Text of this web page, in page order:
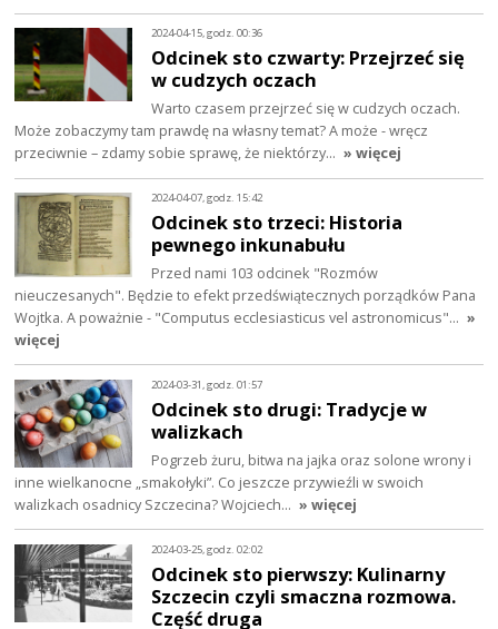
2024-04-15, godz. 00:36
Odcinek sto czwarty: Przejrzeć się
w cudzych oczach
Warto czasem przejrzeć się w cudzych oczach.
Może zobaczymy tam prawdę na własny temat? A może - wręcz
przeciwnie – zdamy sobie sprawę, że niektórzy… » więcej
2024-04-07, godz. 15:42
Odcinek sto trzeci: Historia
pewnego inkunabułu
Przed nami 103 odcinek "Rozmów
nieuczesanych". Będzie to efekt przedświątecznych porządków Pana
Wojtka. A poważnie - "Computus ecclesiasticus vel astronomicus"… »
więcej
2024-03-31, godz. 01:57
Odcinek sto drugi: Tradycje w
walizkach
Pogrzeb żuru, bitwa na jajka oraz solone wrony i
inne wielkanocne „smakołyki”. Co jeszcze przywieźli w swoich
walizkach osadnicy Szczecina? Wojciech… » więcej
2024-03-25, godz. 02:02
Odcinek sto pierwszy: Kulinarny
Szczecin czyli smaczna rozmowa.
Część druga